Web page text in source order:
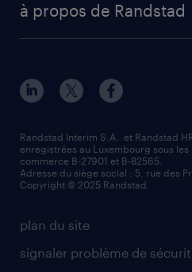
à propos de Randstad
plan du site
signaler problème de
Randstad Interim S.A. et Randstad
enregistrées au Luxembourg sous
commerce B-27901 et B-82565.
Adresse du siège social : 5, rue des
Copyright © 2025 Randstad.